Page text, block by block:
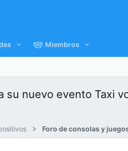
Miembros
su nuevo evento Taxi
Foro de consolas y